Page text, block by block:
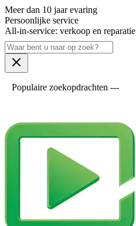
Meer dan 10 jaar evaring
Persoonlijke service
All-in-service: verkoop en reparatie
Populaire zoekopdrachten ---